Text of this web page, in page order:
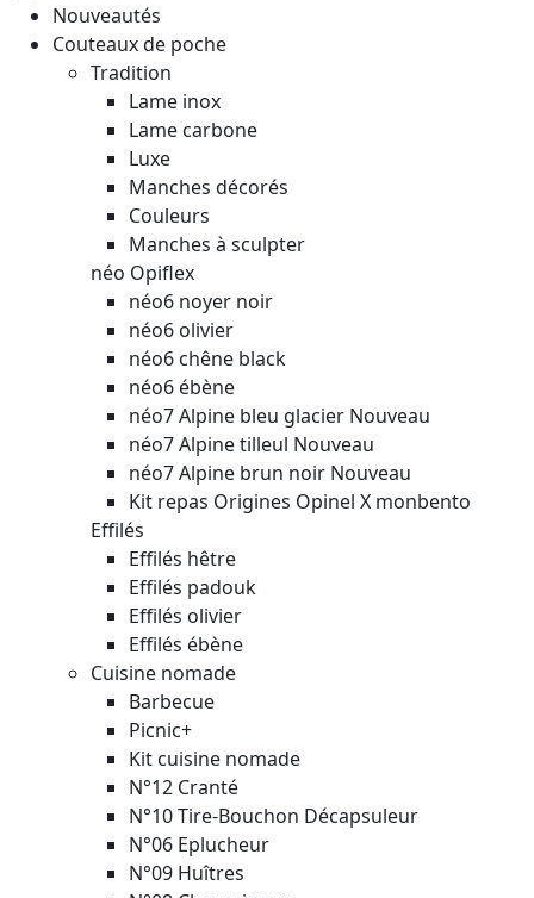
Nouveautés
Couteaux de poche
Tradition
Lame inox
Lame carbone
Luxe
Manches décorés
Couleurs
Manches à sculpter
néo Opiflex
néo6 noyer noir
néo6 olivier
néo6 chêne black
néo6 ébène
néo7 Alpine bleu glacier Nouveau
néo7 Alpine tilleul Nouveau
néo7 Alpine brun noir Nouveau
Kit repas Origines Opinel X monbento
Effilés
Effilés hêtre
Effilés padouk
Effilés olivier
Effilés ébène
Cuisine nomade
Barbecue
Picnic+
Kit cuisine nomade
N°12 Cranté
N°10 Tire-Bouchon Décapsuleur
N°06 Eplucheur
N°09 Huîtres